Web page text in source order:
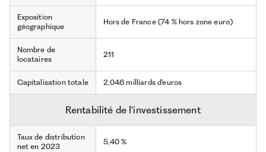
Exposition
géographique
Hors de France (74 % hors zone euro)
Nombre de
locataires
211
Capitalisation totale 2,046 milliards d'euros
Rentabilité de l'investissement
Taux de distribution
net en 2023
5,40 %